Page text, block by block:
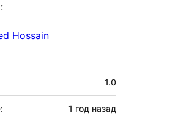
Hossain
1.0
1 год назад